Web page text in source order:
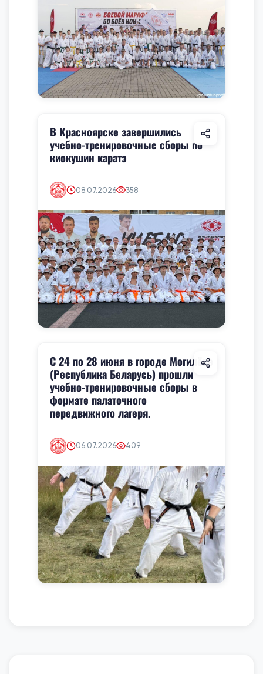
В Красноярске завершились
учебно-тренировочные сборы по
киокушин каратэ
08.07.2026 358
С 24 по 28 июня в городе Могилёве
(Республика Беларусь) прошли
учебно-тренировочные сборы в
формате палаточного
передвижного лагеря.
06.07.2026 409